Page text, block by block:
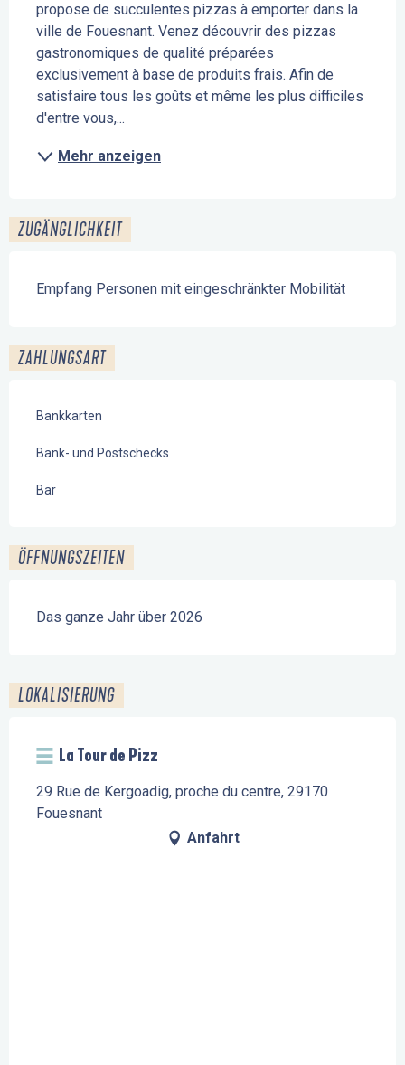
propose de succulentes pizzas à emporter dans la
ville de Fouesnant. Venez découvrir des pizzas
gastronomiques de qualité préparées
exclusivement à base de produits frais. Afin de
satisfaire tous les goûts et même les plus difficiles
d'entre vous,...
Mehr anzeigen
ZUGÄNGLICHKEIT
Empfang Personen mit eingeschränkter Mobilität
ZAHLUNGSART
Bankkarten
Bank- und Postschecks
Bar
ÖFFNUNGSZEITEN
Das ganze Jahr über 2026
LOKALISIERUNG
La Tour de Pizz
29 Rue de Kergoadig, proche du centre, 29170
Fouesnant
Anfahrt